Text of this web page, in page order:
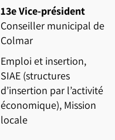
13e Vice-président
Conseiller municipal de
Colmar
Emploi et insertion,
SIAE (structures
d’insertion par l’activité
économique), Mission
locale